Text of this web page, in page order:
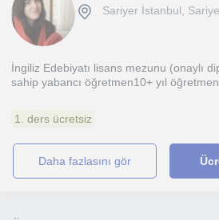
Sariyer İstanbul,
İngiliz Edebiyatı lisans mezunu (onaylı
sahip yabancı öğretmen10+ yıl
1. ders ücretsiz
daha fazlasını gör